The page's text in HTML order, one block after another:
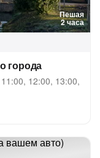
Пешая
2 часа
города
12:00, 13:00,